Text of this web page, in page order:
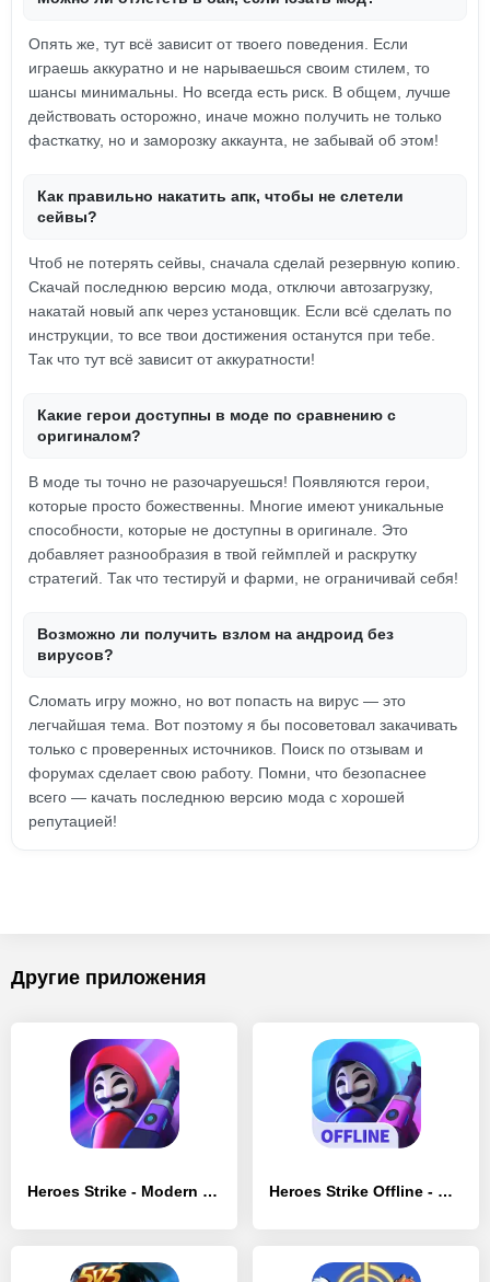
Опять же, тут всё зависит от твоего поведения. Если
играешь аккуратно и не нарываешься своим стилем, то
шансы минимальны. Но всегда есть риск. В общем, лучше
действовать осторожно, иначе можно получить не только
фасткатку, но и заморозку аккаунта, не забывай об этом!
Как правильно накатить апк, чтобы не слетели
сейвы?
Чтоб не потерять сейвы, сначала сделай резервную копию.
Скачай последнюю версию мода, отключи автозагрузку,
накатай новый апк через установщик. Если всё сделать по
инструкции, то все твои достижения останутся при тебе.
Так что тут всё зависит от аккуратности!
Какие герои доступны в моде по сравнению с
оригиналом?
В моде ты точно не разочаруешься! Появляются герои,
которые просто божественны. Многие имеют уникальные
способности, которые не доступны в оригинале. Это
добавляет разнообразия в твой геймплей и раскрутку
стратегий. Так что тестируй и фарми, не ограничивай себя!
Возможно ли получить взлом на андроид без
вирусов?
Сломать игру можно, но вот попасть на вирус — это
легчайшая тема. Вот поэтому я бы посоветовал закачивать
только с проверенных источников. Поиск по отзывам и
форумах сделает свою работу. Помни, что безопаснее
всего — качать последнюю версию мода с хорошей
репутацией!
Другие приложения
Heroes Strike - Modern Moba & Battle Royale Heroes Strike Offline - MOBA & Battle Royale